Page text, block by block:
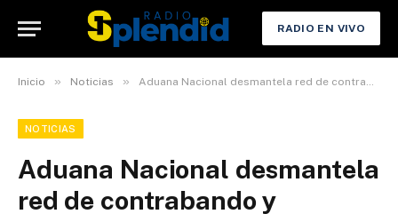
RADIO EN VIVO
Inicio » Noticias » Aduana Nacional desmantela red de contrabando y falsificación de grifería FV en Cochabamba
NOTICIAS
Aduana Nacional desmantela
red de contrabando y